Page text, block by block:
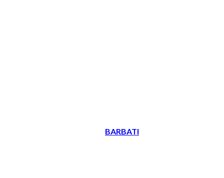
BARBATI